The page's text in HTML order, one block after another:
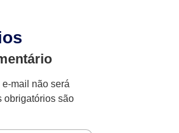
mail não será
obrigatórios são